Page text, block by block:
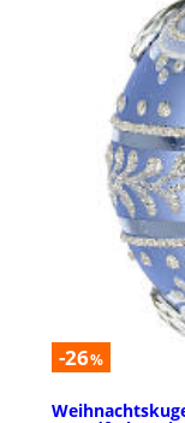
-26%